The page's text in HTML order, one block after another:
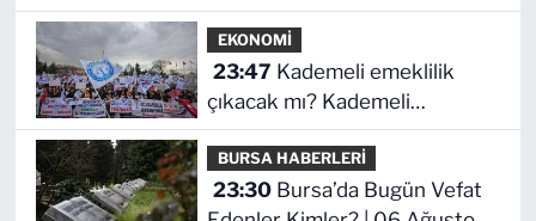
indirimli ürünler ve fiyatları
EKONOMİ
23:47
çıkacak mı? Kademeli
emeklilikte son durum ne!
BURSA HABERLERİ
23:30Bursa’da Bugün Vefat